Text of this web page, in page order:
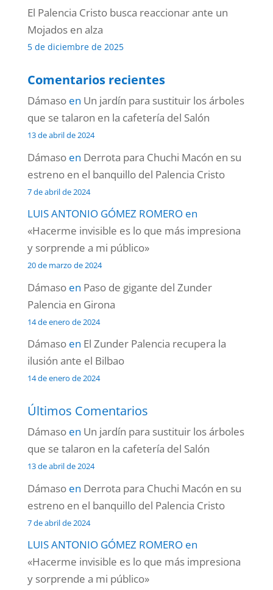
El Palencia Cristo busca reaccionar ante un
Mojados en alza
5 de diciembre de 2025
Comentarios recientes
Dámasoen Un jardín para sustituir los árboles
que se talaron en la cafetería del Salón
13 de abril de 2024
Dámasoen Derrota para Chuchi Macón en su
estreno en el banquillo del Palencia Cristo
7 de abril de 2024
LUIS ANTONIO GÓMEZ ROMEROen
«Hacerme invisible es lo que más impresiona
y sorprende a mi público»
20 de marzo de 2024
Dámasoen Paso de gigante del Zunder
Palencia en Girona
14 de enero de 2024
Dámasoen El Zunder Palencia recupera la
ilusión ante el Bilbao
14 de enero de 2024
Últimos Comentarios
Dámasoen Un jardín para sustituir los árboles
que se talaron en la cafetería del Salón
13 de abril de 2024
Dámasoen Derrota para Chuchi Macón en su
estreno en el banquillo del Palencia Cristo
7 de abril de 2024
LUIS ANTONIO GÓMEZ ROMEROen
«Hacerme invisible es lo que más impresiona
y sorprende a mi público»